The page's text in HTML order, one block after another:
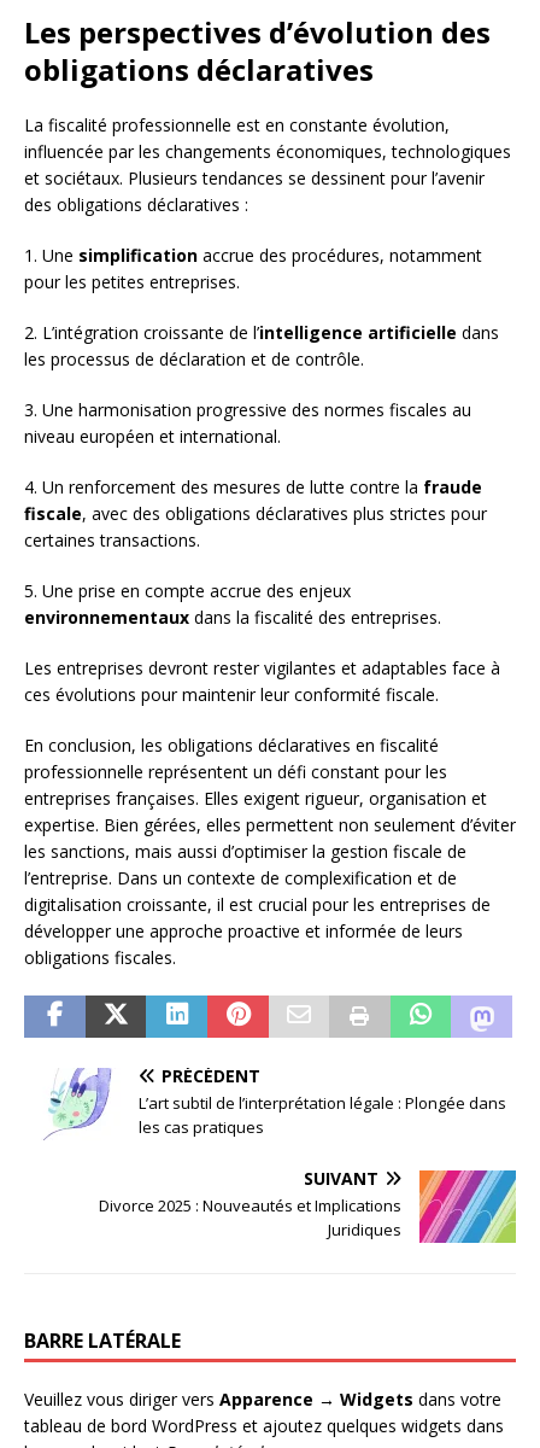
Les perspectives d’évolution des
obligations déclaratives
La fiscalité professionnelle est en constante évolution,
influencée par les changements économiques, technologiques
et sociétaux. Plusieurs tendances se dessinent pour l’avenir
des obligations déclaratives :
1. Une simplification accrue des procédures, notamment
pour les petites entreprises.
2. L’intégration croissante de l’intelligence artificielle dans
les processus de déclaration et de contrôle.
3. Une harmonisation progressive des normes fiscales au
niveau européen et international.
4. Un renforcement des mesures de lutte contre la fraude
fiscale, avec des obligations déclaratives plus strictes pour
certaines transactions.
5. Une prise en compte accrue des enjeux
environnementaux dans la fiscalité des entreprises.
Les entreprises devront rester vigilantes et adaptables face à
ces évolutions pour maintenir leur conformité fiscale.
En conclusion, les obligations déclaratives en fiscalité
professionnelle représentent un défi constant pour les
entreprises françaises. Elles exigent rigueur, organisation et
expertise. Bien gérées, elles permettent non seulement d’éviter
les sanctions, mais aussi d’optimiser la gestion fiscale de
l’entreprise. Dans un contexte de complexification et de
digitalisation croissante, il est crucial pour les entreprises de
développer une approche proactive et informée de leurs
obligations fiscales.
PRÉCÉDENT
L’art subtil de l’interprétation légale : Plongée dans
les cas pratiques
SUIVANT
Divorce 2025 : Nouveautés et Implications
Juridiques
BARRE LATÉRALE
Veuillez vous diriger vers Apparence → Widgets dans votre
tableau de bord WordPress et ajoutez quelques widgets dans